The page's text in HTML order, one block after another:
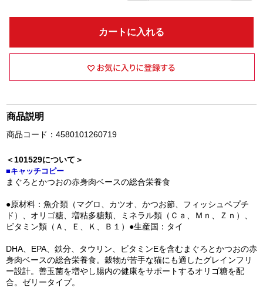
カートに入れる
商品説明
商品コード：4580101260719
＜101529について＞
■キャッチコピー
まぐろとかつおの赤身肉ベースの総合栄養食
●原材料：魚介類（マグロ、カツオ、かつお節、フィッシュペプチ
ド）、オリゴ糖、増粘多糖類、ミネラル類（Ｃａ、Ｍｎ、Ｚｎ）、
ビタミン類（Ａ、Ｅ、Ｋ、Ｂ１）●生産国：タイ
DHA、EPA、鉄分、タウリン、ビタミンEを含むまぐろとかつおの赤
身肉ベースの総合栄養食。穀物が苦手な猫にも適したグレインフリ
ー設計。善玉菌を増やし腸内の健康をサポートするオリゴ糖を配
合。ゼリータイプ。